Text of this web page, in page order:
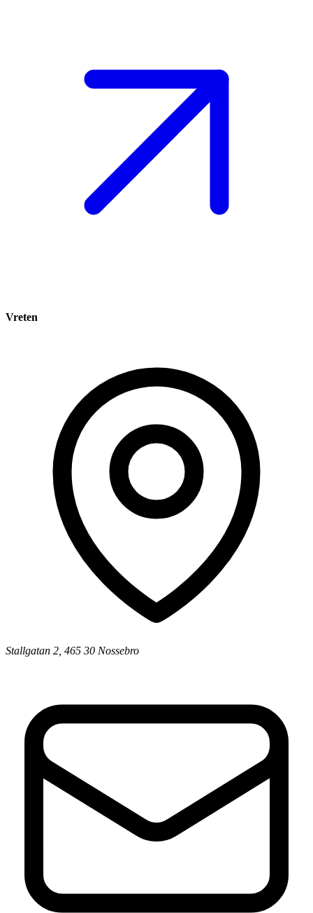
Vreten
Stallgatan 2, 465 30 Nossebro